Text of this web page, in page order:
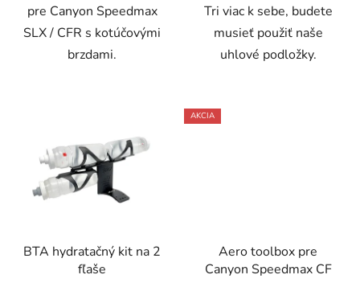
pre Canyon Speedmax
SLX / CFR s kotúčovými
brzdami.
Tri viac k sebe, budete
musieť použiť naše
uhlové podložky.
BTA hydratačný kit na 2
fľaše
AKCIA
Aero toolbox pre
Canyon Speedmax CF